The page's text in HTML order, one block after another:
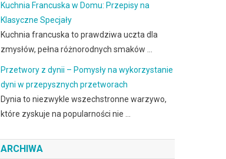
Kuchnia Francuska w Domu: Przepisy na
Klasyczne Specjały
Kuchnia francuska to prawdziwa uczta dla
zmysłów, pełna różnorodnych smaków …
Przetwory z dynii – Pomysły na wykorzystanie
dyni w przepysznych przetworach
Dynia to niezwykle wszechstronne warzywo,
które zyskuje na popularności nie …
ARCHIWA